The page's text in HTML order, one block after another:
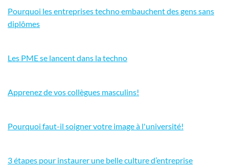
Pourquoi les entreprises techno embauchent des gens sans
diplômes
Les PME se lancent dans la techno
Apprenez de vos collègues masculins!
Pourquoi faut-il soigner votre image à l'université!
3 étapes pour instaurer une belle culture d’entreprise